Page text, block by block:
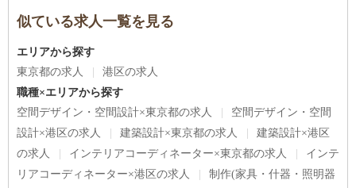
似ている求人一覧を見る
エリアから探す
東京都の求人
港区の求人
職種×エリアから探す
空間デザイン・空間設計×東京都の求人
空間デザイン・空間
設計×港区の求人
建築設計×東京都の求人
建築設計×港区
の求人
インテリアコーディネーター×東京都の求人
インテ
リアコーディネーター×港区の求人
制作(家具・什器・照明器